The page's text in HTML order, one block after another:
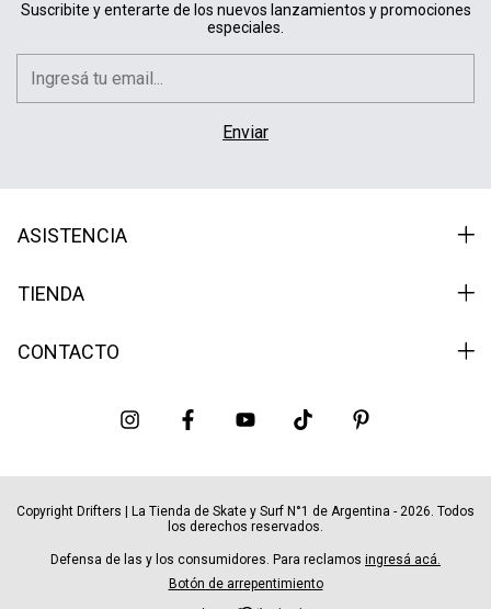
Suscribite y enterarte de los nuevos lanzamientos y promociones
especiales.
ASISTENCIA
TIENDA
CONTACTO
Copyright Drifters | La Tienda de Skate y Surf N°1 de Argentina - 2026. Todos
los derechos reservados.
Defensa de las y los consumidores. Para reclamos ingresá acá.
Botón de arrepentimiento